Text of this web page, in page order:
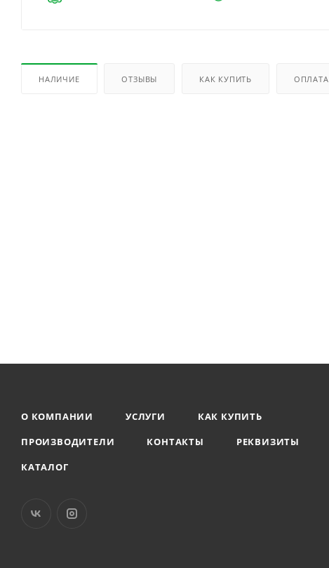
НАЛИЧИЕ ОТЗЫВЫ КАК КУПИТЬ ОПЛАТА
О КОМПАНИИ УСЛУГИ
КАК КУПИТЬ
ПРОИЗВОДИТЕЛИ
КОНТАКТЫ
РЕКВИЗИТЫ
КАТАЛОГ